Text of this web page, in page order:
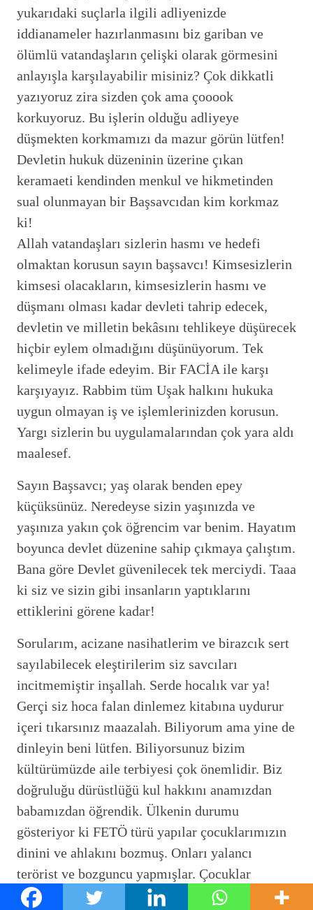
yukarıdaki suçlarla ilgili adliyenizde
iddianameler hazırlanmasını biz gariban ve
ölümlü vatandaşların çelişki olarak görmesini
anlayışla karşılayabilir misiniz? Çok dikkatli
yazıyoruz zira sizden çok ama çooook
korkuyoruz. Bu işlerin olduğu adliyeye
düşmekten korkmamızı da mazur görün lütfen!
Devletin hukuk düzeninin üzerine çıkan
keramaeti kendinden menkul ve hikmetinden
sual olunmayan bir Başsavcıdan kim korkmaz
ki!
Allah vatandaşları sizlerin hasmı ve hedefi
olmaktan korusun sayın başsavcı! Kimsesizlerin
kimsesi olacakların, kimsesizlerin hasmı ve
düşmanı olması kadar devleti tahrip edecek,
devletin ve milletin bekâsını tehlikeye düşürecek
hiçbir eylem olmadığını düşünüyorum. Tek
kelimeyle ifade edeyim. Bir FACİA ile karşı
karşıyayız. Rabbim tüm Uşak halkını hukuka
uygun olmayan iş ve işlemlerinizden korusun.
Yargı sizlerin bu uygulamalarından çok yara aldı
maalesef.
Sayın Başsavcı; yaş olarak benden epey
küçüksünüz. Neredeyse sizin yaşınızda ve
yaşınıza yakın çok öğrencim var benim. Hayatım
boyunca devlet düzenine sahip çıkmaya çalıştım.
Bana göre Devlet güvenilecek tek merciydi. Taaa
ki siz ve sizin gibi insanların yaptıklarını
ettiklerini görene kadar!
Sorularım, acizane nasihatlerim ve birazcık sert
sayılabilecek eleştirilerim siz savcıları
incitmemiştir inşallah. Serde hocalık var ya!
Gerçi siz hoca falan dinlemez kitabına uydurur
içeri tıkarsınız maazalah. Biliyorum ama yine de
dinleyin beni lütfen. Biliyorsunuz bizim
kültürümüzde aile terbiyesi çok önemlidir. Biz
doğruluğu dürüstlüğü kul hakkını anamızdan
babamızdan öğrendik. Ülkenin durumu
gösteriyor ki FETÖ türü yapılar çocuklarımızın
dinini ve ahlakını bozmuş. Onları yalancı
terörist ve bozguncu yapmışlar. Çocuklar
buralarda hainlik öğrenmişler. Kimsenin ruhu